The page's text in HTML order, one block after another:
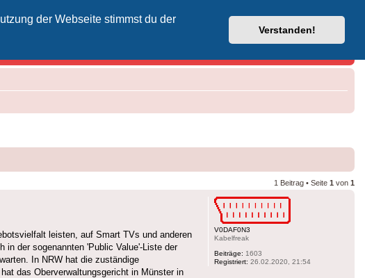
der Webseite stimmst du der
Verstanden!
Vodafone-Kabel-Helpdesk
1 Beitrag • Seite 1 von 1
V0DAF0N3
Kabelfreak
Beiträge: 1603
Registriert: 26.02.2020, 21:54
leisten, auf Smart TVs und anderen
in der sogenannten 'Public Value'-Liste der
In NRW hat die zuständige
das Ober­verwaltungsgericht in Münster in